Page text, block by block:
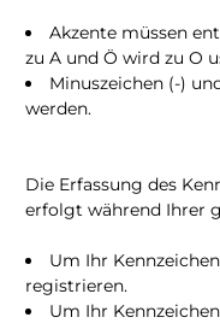
Akzente müssen
zu A und Ö wird zu O
Minuszeichen (-)
werden.
Die Erfassung des
erfolgt während Ihrer
Um Ihr
registrieren.
Um Ihr